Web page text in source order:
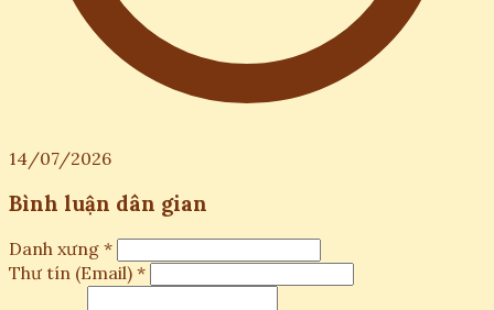
14/07/2026
Bình luận dân gian
Danh xưng *
Thư tín (Email) *